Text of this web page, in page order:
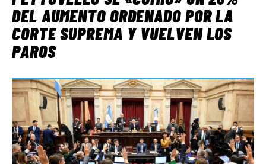
DEL AUMENTO ORDENADO POR LA
CORTE SUPREMA Y VUELVEN LOS
PAROS